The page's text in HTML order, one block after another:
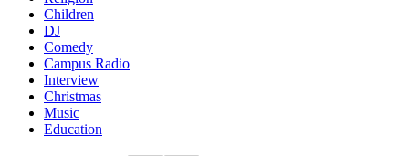
Children
DJ
Comedy
Campus Radio
Interview
Christmas
Music
Education